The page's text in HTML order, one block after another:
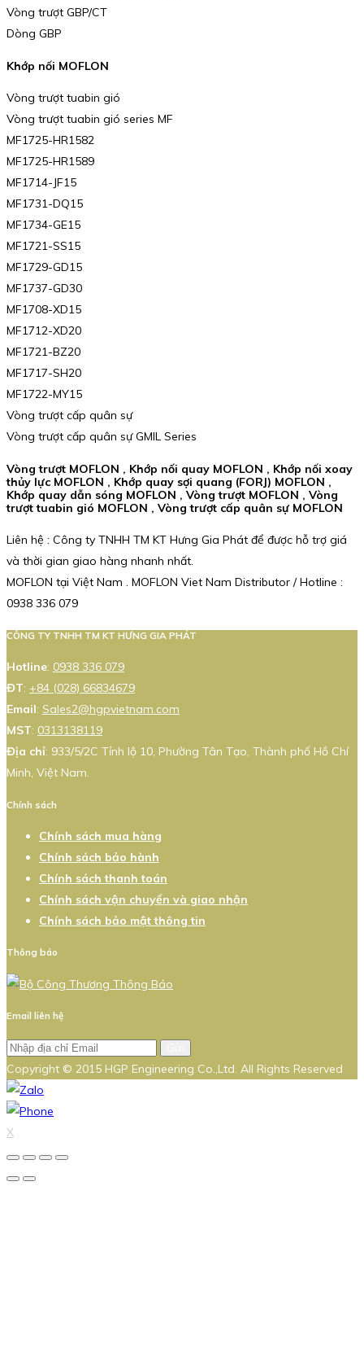
Vòng trượt GBP/CT
Dòng GBP
Khớp nối MOFLON
Vòng trượt tuabin gió
Vòng trượt tuabin gió series MF
MF1725-HR1582
MF1725-HR1589
MF1714-JF15
MF1731-DQ15
MF1734-GE15
MF1721-SS15
MF1729-GD15
MF1737-GD30
MF1708-XD15
MF1712-XD20
MF1721-BZ20
MF1717-SH20
MF1722-MY15
Vòng trượt cấp quân sự
Vòng trượt cấp quân sự GMIL Series
Vòng trượt MOFLON , Khớp nối quay MOFLON , Khớp nối xoay
thủy lực MOFLON , Khớp quay sợi quang (FORJ) MOFLON ,
Khớp quay dẫn sóng MOFLON , Vòng trượt MOFLON , Vòng
trượt tuabin gió MOFLON , Vòng trượt cấp quân sự MOFLON
Liên hệ : Công ty TNHH TM KT Hưng Gia Phát để được hỗ trợ giá
và thời gian giao hàng nhanh nhất.
MOFLON tại Việt Nam . MOFLON Viet Nam Distributor / Hotline :
0938 336 079
CÔNG TY TNHH TM KT HƯNG GIA PHÁT
Hotline: 0938 336 079
ĐT: +84 (028) 66834679
Email: Sales2@hgpvietnam.com
MST: 0313138119
Địa chỉ: 933/5/2C Tỉnh lộ 10, Phường Tân Tạo, Thành phố Hồ Chí
Minh, Việt Nam.
Chính sách
Chính sách mua hàng
Chính sách bảo hành
Chính sách thanh toán
Chính sách vận chuyển và giao nhận
Chính sách bảo mật thông tin
Thông báo
Email liên hệ
Copyright © 2015 HGP Engineering Co.,Ltd. All Rights Reserved
X